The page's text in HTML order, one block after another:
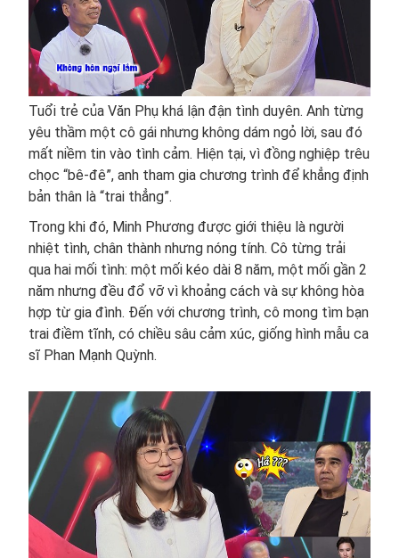
Tuổi trẻ của Văn Phụ khá lận đận tình duyên. Anh từng
yêu thầm một cô gái nhưng không dám ngỏ lời, sau đó
mất niềm tin vào tình cảm. Hiện tại, vì đồng nghiệp trêu
chọc “bê-đê”, anh tham gia chương trình để khẳng định
bản thân là “trai thẳng”.
Trong khi đó, Minh Phương được giới thiệu là người
nhiệt tình, chân thành nhưng nóng tính. Cô từng trải
qua hai mối tình: một mối kéo dài 8 năm, một mối gần 2
năm nhưng đều đổ vỡ vì khoảng cách và sự không hòa
hợp từ gia đình. Đến với chương trình, cô mong tìm bạn
trai điềm tĩnh, có chiều sâu cảm xúc, giống hình mẫu ca
sĩ Phan Mạnh Quỳnh.